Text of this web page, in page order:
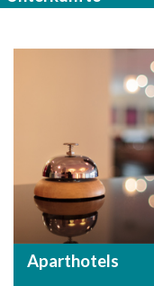
Aparthotels